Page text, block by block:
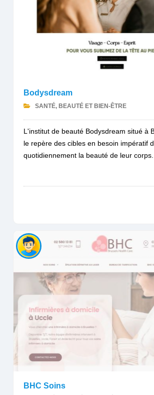
Bodysdream
SANTÉ, BEAUTÉ ET BIEN-ÊTRE
L'institut de beauté Bodysdream situé à
le repère des cibles en besoin impératif
quotidiennement la beauté de leur corps.
BHC Soins